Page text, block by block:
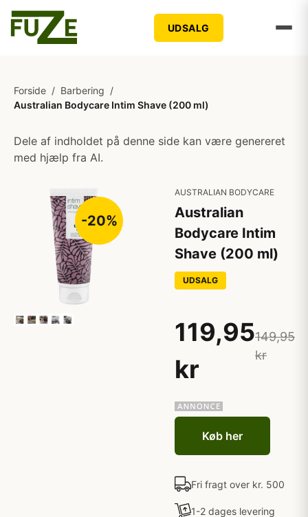
UDSALG
Forside / Barbering /
Australian Bodycare Intim Shave (200 ml)
Dele af indholdet på denne side kan være genereret
med hjælp fra AI.
-20%
AUSTRALIAN BODYCARE
Australian
Bodycare Intim
Shave (200 ml)
UDSALG
119,95
kr
149,95
kr
Køb her
Fri fragt over kr. 500
1-2 dages levering